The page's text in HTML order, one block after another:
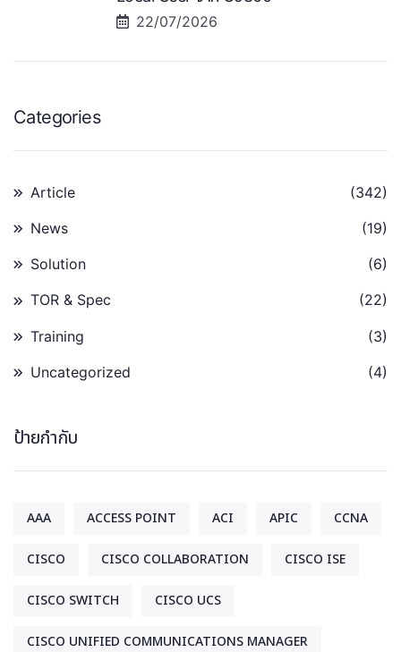
22/07/2026
Categories
Article (342)
News (19)
Solution (6)
TOR & Spec (22)
Training (3)
Uncategorized (4)
ป้ายกำกับ
AAA ACCESS POINT ACI APIC CCNA
CISCO CISCO COLLABORATION CISCO ISE
CISCO SWITCH CISCO UCS
CISCO UNIFIED COMMUNICATIONS MANAGER